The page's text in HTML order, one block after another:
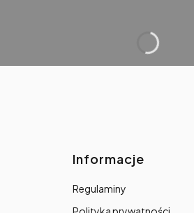
Informacje
Regulaminy